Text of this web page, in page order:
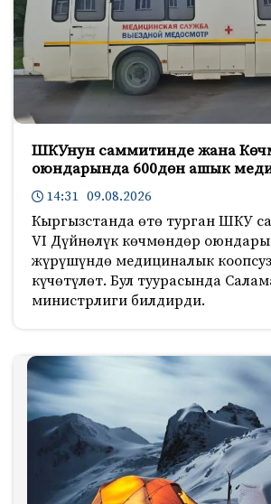
ШКУнун саммитинде жана
оюндарында 600дөн ашык
14:31 09.08.2026
Кыргызстанда өтө турган ШКУ
VI Дүйнөлүк көчмөндөр
жүрүшүндө медициналык
күчөтүлөт. Бул туурасында
министрлиги билдирди.